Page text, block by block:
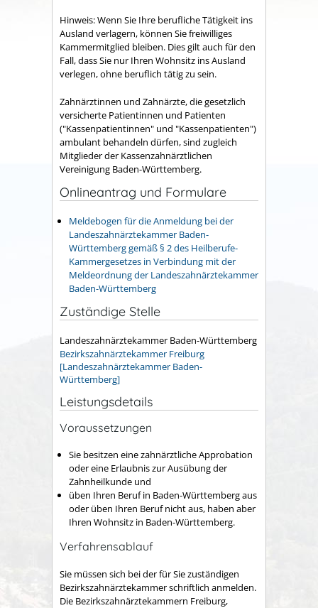
Hinweis:Wenn Sie Ihre berufliche Tätigkeit ins
Ausland verlagern, können Sie freiwilliges
Kammermitglied bleiben. Dies gilt auch für den
Fall, dass Sie nur Ihren Wohnsitz ins Ausland
verlegen, ohne beruflich tätig zu sein.
Zahnärztinnen und Zahnärzte, die gesetzlich
versicherte Patientinnen und Patienten
("Kassenpatientinnen" und "Kassenpatienten")
ambulant behandeln dürfen, sind zugleich
Mitglieder der Kassenzahnärztlichen
Vereinigung Baden-Württemberg.
Onlineantrag und Formulare
Meldebogen für die Anmeldung bei der
Landeszahnärztekammer Baden-
Württemberg gemäß § 2 des Heilberufe-
Kammergesetzes in Verbindung mit der
Meldeordnung der Landeszahnärztekammer
Baden-Württemberg
Zuständige Stelle
Landeszahnärztekammer Baden-Württemberg
Bezirkszahnärztekammer Freiburg
[Landeszahnärztekammer Baden-
Württemberg]
Leistungsdetails
Voraussetzungen
Sie besitzen eine zahnärztliche Approbation
oder eine Erlaubnis zur Ausübung der
Zahnheilkunde und
üben Ihren Beruf in Baden-Württemberg aus
oder üben Ihren Beruf nicht aus, haben aber
Ihren Wohnsitz in Baden-Württemberg.
Verfahrensablauf
Sie müssen sich bei der für Sie zuständigen
Bezirkszahnärztekammer schriftlich anmelden.
Die Bezirkszahnärztekammern Freiburg,